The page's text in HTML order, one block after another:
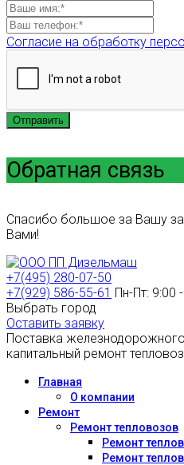
Согласие на обработку
Отправить
Обратная связь
Спасибо большое за Вашу
Вами!
+7(495) 280-07-50
+7(929) 586-55-61 Пн-Пт: 9:00
Выбрать город
Оставить заявку
Поставка
капитальный ремонт
Главная
О компании
Ремонт
Ремонт тепловозов
Ремонт
Ремонт